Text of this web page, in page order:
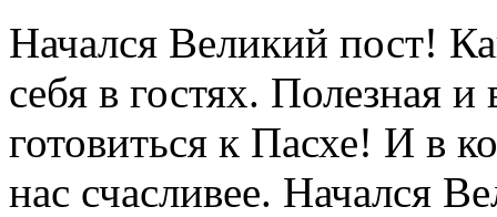
Начался Великий пост!
себя в гостях. Полезная
готовиться к Пасхе! И в
нас счасливее. Начался